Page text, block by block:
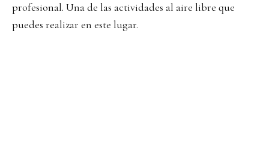
profesional. Una de las actividades al aire libre que
puedes realizar en este lugar.